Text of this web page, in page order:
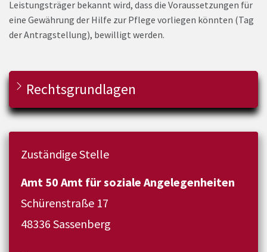
Leistungsträger bekannt wird, dass die Voraussetzungen für
eine Gewährung der Hilfe zur Pflege vorliegen könnten (Tag
der Antragstellung), bewilligt werden.
Rechtsgrundlagen
Zuständige Stelle
Amt 50 Amt für soziale Angelegenheiten
Schürenstraße 17
48336 Sassenberg